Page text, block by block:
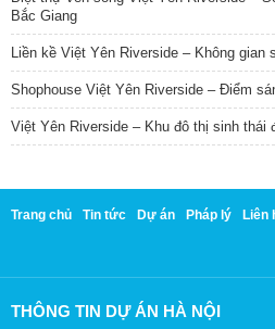
Bắc Giang
Liền kề Việt Yên Riverside – Không gian
Shophouse Việt Yên Riverside – Điểm
Việt Yên Riverside – Khu đô thị sinh thái
Trang chủ Tin tức Dự án Pháp lý Liên
THÔNG TIN DỰ ÁN HÀ NỘI